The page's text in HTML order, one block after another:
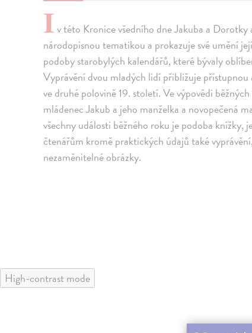
Iv této Kronice všedního dne Jakuba a Dorotky
národopisnou tematikou a prokazuje své umění
podoby starobylých kalendářů, které bývaly
Vyprávění dvou mladých lidí přibližuje
ve druhé polovině 19. století. Ve výpovědi
mládenec Jakub a jeho manželka a novopečená
všechny události běžného roku je podoba knížky,
čtenářům kromě praktických údajů také
nezaměnitelné obrázky.
High-contrast mode